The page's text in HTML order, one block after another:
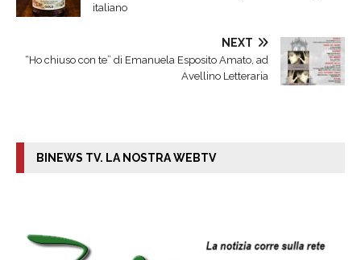
italiano
NEXT
“Ho chiuso con te” di Emanuela Esposito Amato, ad
Avellino Letteraria
BINEWS TV. LA NOSTRA WEBTV